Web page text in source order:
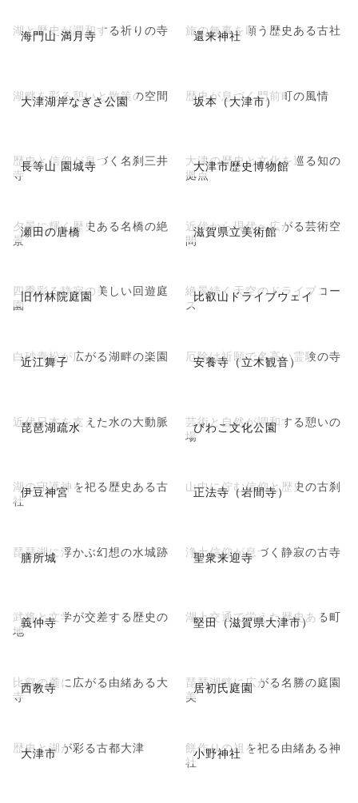
海門山 満月寺
湖と歴史が調和する祈りの寺 還来神社
旅の無事を願う歴史ある古社
大津湖岸なぎさ公園
湖畔を彩る憩いと散策の空間 坂本（大津市）
歴史が息づく門前町の風情
長等山 園城寺
歴史と信仰が息づく名刹三井
寺
大津市歴史博物館
大津の歴史と文化を巡る知の
拠点
瀬田の唐橋
夕景に輝く歴史ある名橋の絶
景
滋賀県立美術館
近代から現代へ広がる芸術空
間
旧竹林院庭園
四季彩る静寂の美しい回遊庭
園
比叡山ドライブウェイ
絶景続く天空のドライブコー
ス
近江舞子
白砂青松が広がる湖畔の楽園 安養寺（立木観音）
厄除け祈願で名高い霊験の寺
琵琶湖疏水
近代日本を支えた水の大動脈 びわこ文化公園
芸術と自然が調和する憩いの
場
伊豆神宮
湖の守護神を祀る歴史ある古
社
正法寺（岩間寺）
山中に佇む信仰と歴史の古刹
膳所城
琵琶湖に浮かぶ幻想の水城跡 聖衆来迎寺
浄土信仰が息づく静寂の古寺
義仲寺
武将と文学が交差する歴史の
地
堅田（滋賀県大津市）
湖上交通で栄えた歴史ある町
西教寺
比叡の麓に広がる由緒ある大
寺
居初氏庭園
琵琶湖畔に広がる名勝の庭園
美
大津市
歴史と湖が彩る古都大津 小野神社
餅作りの祖を祀る由緒ある神
社